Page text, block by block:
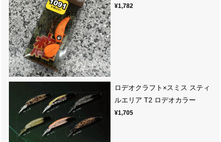
¥1,782
ロデオクラフト×スミス スティ
ルエリア T2 ロデオカラー
¥1,705